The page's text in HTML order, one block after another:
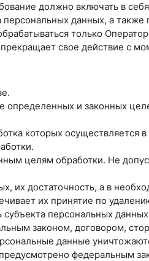
должно включать в
данных, а
только
свое действие с
и законных
которых осуществляется
целям обработки. Не
их достаточность, а в
их принятие по
персональных
законом, договором,
данные
федеральным